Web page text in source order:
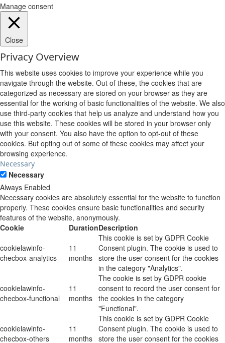
Manage consent
Close
Privacy Overview
This website uses cookies to improve your experience while you
navigate through the website. Out of these, the cookies that are
categorized as necessary are stored on your browser as they are
essential for the working of basic functionalities of the website. We also
use third-party cookies that help us analyze and understand how you
use this website. These cookies will be stored in your browser only
with your consent. You also have the option to opt-out of these
cookies. But opting out of some of these cookies may affect your
browsing experience.
Necessary
Necessary
Always Enabled
Necessary cookies are absolutely essential for the website to function
properly. These cookies ensure basic functionalities and security
features of the website, anonymously.
Cookie
DurationDescription
cookielawinfo-
checbox-analytics
11
months
This cookie is set by GDPR Cookie
Consent plugin. The cookie is used to
store the user consent for the cookies
in the category "Analytics".
cookielawinfo-
checbox-functional
11
months
The cookie is set by GDPR cookie
consent to record the user consent for
the cookies in the category
"Functional".
cookielawinfo-
checbox-others
11
months
This cookie is set by GDPR Cookie
Consent plugin. The cookie is used to
store the user consent for the cookies